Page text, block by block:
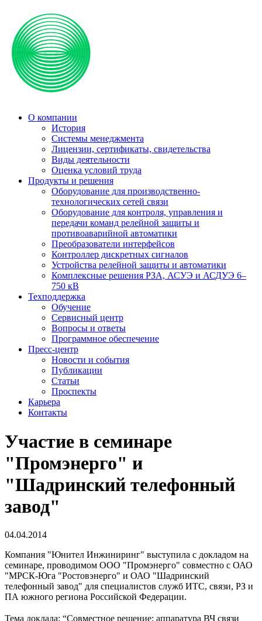
О компании
История
Системы менеджмента
Лицензии, сертификаты, свидетельства
Виды деятельности
Оценка условий труда
Продукты и решения
Оборудование для производственно-
технологических сетей связи
Оборудование для контроля, управления и
передачи команд релейной защиты и
противоаварийной автоматики
Преобразователи интерфейсов
Контроллер дискретных сигналов
Устройства релейной защиты и автоматики
Комплексные решения РЗА, АСУЭ и АСДУЭ 6–
750 кВ
Техподдержка
Обучение
Сервисный центр
Вопросы и ответы
Программное обеспечение
Пресс-центр
Новости и события
Публикации
Статьи
Проспекты
Карьера
Контакты
Участие в семинаре
"Промэнерго" и
"Шадринский телефонный
завод"
04.04.2014
Компания "Юнител Инжиниринг" выступила с докладом на
семинаре, проводимом ООО "Промэнерго" совместно с ОАО
"МРСК-Юга "Ростовэнерго" и ОАО "Шадринский
телефонный завод" для специалистов служб ИТС, связи, РЗ и
ПА южного региона Российской Федерации.
Тема доклада: “Совместное решение: аппаратура ВЧ связи